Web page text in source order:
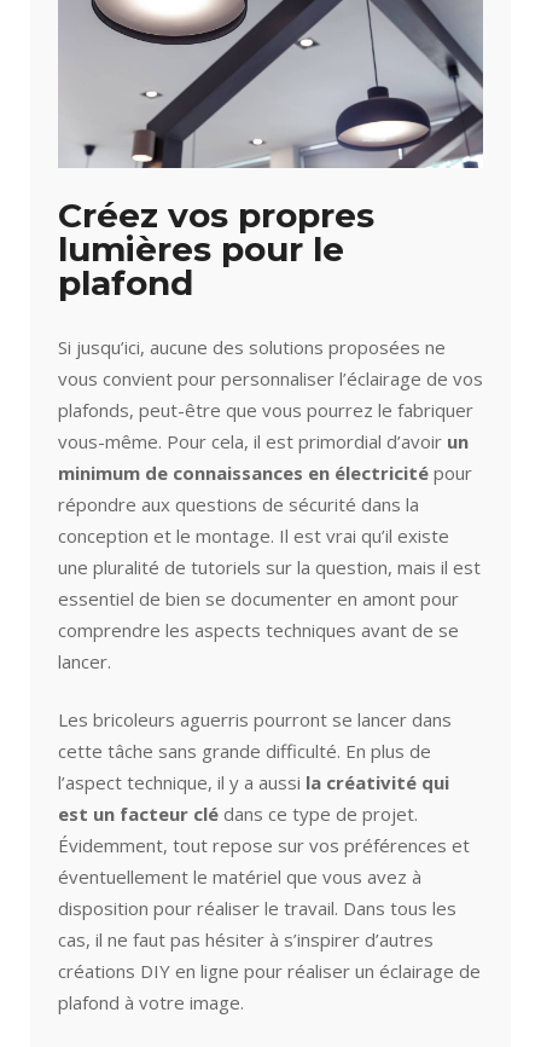
Créez vos propres
lumières pour le
plafond
Si jusqu’ici, aucune des solutions proposées ne
vous convient pour personnaliser l’éclairage de vos
plafonds, peut-être que vous pourrez le fabriquer
vous-même. Pour cela, il est primordial d’avoir un
minimum de connaissances en électricité pour
répondre aux questions de sécurité dans la
conception et le montage. Il est vrai qu’il existe
une pluralité de tutoriels sur la question, mais il est
essentiel de bien se documenter en amont pour
comprendre les aspects techniques avant de se
lancer.
Les bricoleurs aguerris pourront se lancer dans
cette tâche sans grande difficulté. En plus de
l’aspect technique, il y a aussi la créativité qui
est un facteur clé dans ce type de projet.
Évidemment, tout repose sur vos préférences et
éventuellement le matériel que vous avez à
disposition pour réaliser le travail. Dans tous les
cas, il ne faut pas hésiter à s’inspirer d’autres
créations DIY en ligne pour réaliser un éclairage de
plafond à votre image.